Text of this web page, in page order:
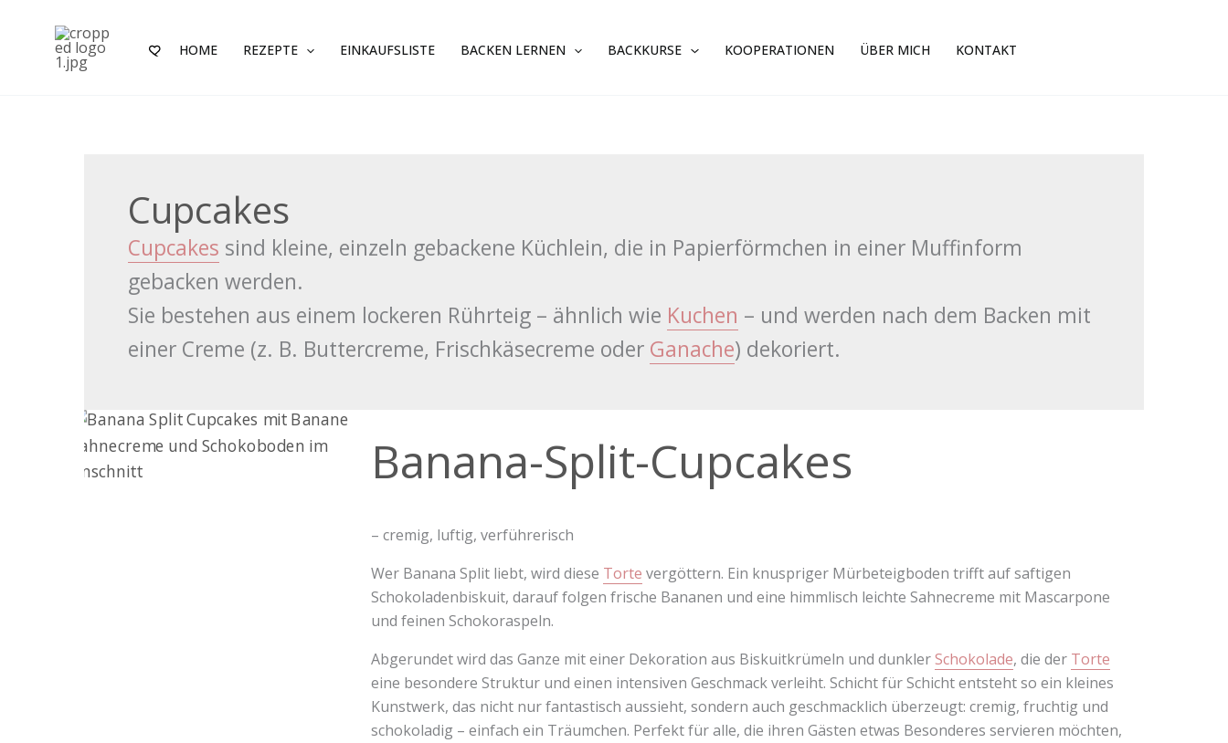
springen
HOME REZEPTE EINKAUFSLISTE BACKEN LERNEN BACKKURSE KOOPERATIONEN ÜBER MICH KONTAKT
Cupcakes
Cupcakes sind kleine, einzeln gebackene Küchlein, die in Papierförmchen in einer Muffinform
gebacken werden.
Sie bestehen aus einem lockeren Rührteig – ähnlich wie Kuchen – und werden nach dem Backen mit
einer Creme (z. B. Buttercreme, Frischkäsecreme oder Ganache) dekoriert.
Banana-Split-Cupcakes
– cremig, luftig, verführerisch
Wer Banana Split liebt, wird diese Torte vergöttern. Ein knuspriger Mürbeteigboden trifft auf saftigen
Schokoladenbiskuit, darauf folgen frische Bananen und eine himmlisch leichte Sahnecreme mit Mascarpone
und feinen Schokoraspeln.
Abgerundet wird das Ganze mit einer Dekoration aus Biskuitkrümeln und dunklerSchokolade, die der Torte
eine besondere Struktur und einen intensiven Geschmack verleiht. Schicht für Schicht entsteht so ein kleines
Kunstwerk, das nicht nur fantastisch aussieht, sondern auch geschmacklich überzeugt: cremig, fruchtig und
schokoladig – einfach ein Träumchen. Perfekt für alle, die ihren Gästen etwas Besonderes servieren möchten,
Split-
Cupcakes